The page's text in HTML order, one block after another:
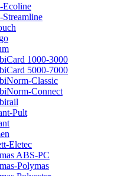
Ecoline
1000-3000
5000-7000
Classic
Connect
Pult
Eletec
ABS-PC
Polymas